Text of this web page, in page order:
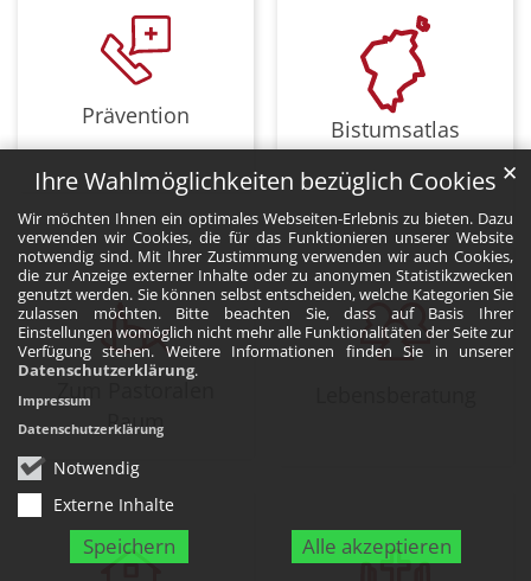
Ihre Wahlmöglichkeiten bezüglich Cookies
Wir möchten Ihnen ein optimales Webseiten-Erlebnis zu bieten. Dazu
verwenden wir Cookies, die für das Funktionieren unserer Website
notwendig sind. Mit Ihrer Zustimmung verwenden wir auch Cookies,
die zur Anzeige externer Inhalte oder zu anonymen Statistikzwecken
genutzt werden. Sie können selbst entscheiden, welche Kategorien Sie
zulassen möchten. Bitte beachten Sie, dass auf Basis Ihrer
Einstellungen womöglich nicht mehr alle Funktionalitäten der Seite zur
Verfügung stehen. Weitere Informationen finden Sie in unserer
Datenschutzerklärung.
Notwendig
Externe Inhalte
Speichern Alle akzeptieren
✕
Impressum
Datenschutzerklärung
Prävention
Bistumsatlas
Raum